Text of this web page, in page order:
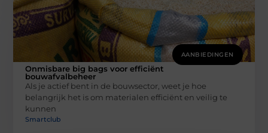
AANBIEDINGEN
Onmisbare big bags voor efficiënt
bouwafvalbeheer
Als je actief bent in de bouwsector, weet je hoe
belangrijk het is om materialen efficiënt en veilig te
kunnen
Smartclub